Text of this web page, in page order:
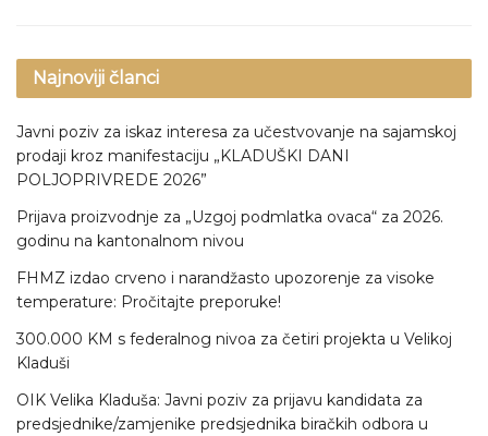
Najnoviji članci
Javni poziv za iskaz interesa za učestvovanje na sajamskoj
prodaji kroz manifestaciju „KLADUŠKI DANI
POLJOPRIVREDE 2026”
Prijava proizvodnje za „Uzgoj podmlatka ovaca“ za 2026.
godinu na kantonalnom nivou
FHMZ izdao crveno i narandžasto upozorenje za visoke
temperature: Pročitajte preporuke!
300.000 KM s federalnog nivoa za četiri projekta u Velikoj
Kladuši
OIK Velika Kladuša: Javni poziv za prijavu kandidata za
predsjednike/zamjenike predsjednika biračkih odbora u